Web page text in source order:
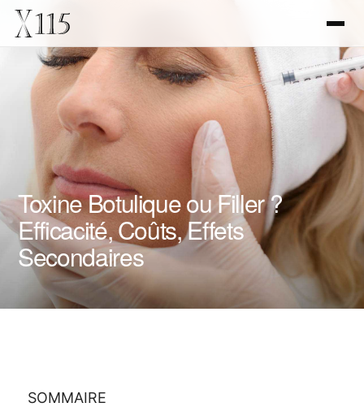
Toxine Botulique ou Filler ?
Efficacité, Coûts, Effets
Secondaires
SOMMAIRE